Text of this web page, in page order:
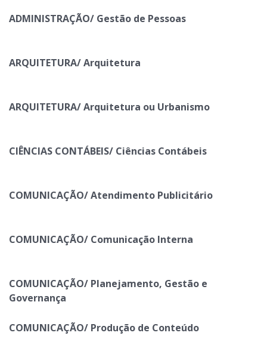
ADMINISTRAÇÃO/ Gestão de Pessoas
ARQUITETURA/ Arquitetura
ARQUITETURA/ Arquitetura ou Urbanismo
CIÊNCIAS CONTÁBEIS/ Ciências Contábeis
COMUNICAÇÃO/ Atendimento Publicitário
COMUNICAÇÃO/ Comunicação Interna
COMUNICAÇÃO/ Planejamento, Gestão e
Governança
COMUNICAÇÃO/ Produção de Conteúdo